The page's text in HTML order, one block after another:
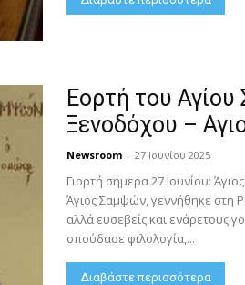
Εορτή του
Ξενοδόχου –
Newsroom - 27 Ιουνίου 2025
Γιορτή σήμερα 27 Ιουνίου:
Άγιος Σαμψών, γεννήθηκε στη
αλλά ευσεβείς και ενάρετους
σπούδασε φιλολογία,...
Διαβάστε περισσότερα